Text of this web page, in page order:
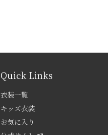
Quick Links
衣装一覧
キッズ衣装
お気に入り